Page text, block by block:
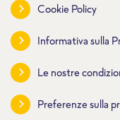
Cookie Policy
Informativa sulla
Le nostre
Preferenze sulla